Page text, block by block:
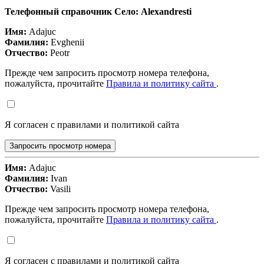
Телефонный справочник Село: Alexandresti
Имя: Adajuc
Фамилия: Evghenii
Отчество: Peotr
Прежде чем запросить просмотр номера телефона,
пожалуйста, прочитайте Правила и политику сайта .
Я согласен с правилами и политикой сайта
Запросить просмотр номера
Имя: Adajuc
Фамилия: Ivan
Отчество: Vasili
Прежде чем запросить просмотр номера телефона,
пожалуйста, прочитайте Правила и политику сайта .
Я согласен с правилами и политикой сайта